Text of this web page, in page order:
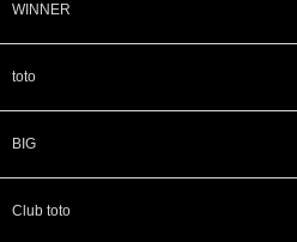
WINNER
toto
BIG
Club toto